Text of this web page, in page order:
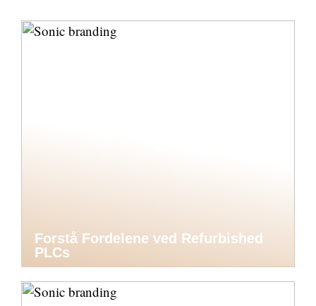
Forstå Fordelene ved Refurbished
PLCs